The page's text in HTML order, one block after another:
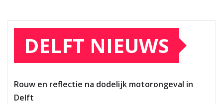
DELFT NIEUWS
Rouw en reflectie na dodelijk motorongeval in
Delft